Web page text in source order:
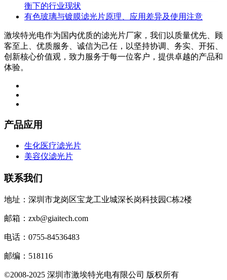
衡下的行业现状
有色玻璃与镀膜滤光片原理、应用差异及使用注意
激埃特光电作为国内优质的滤光片厂家，我们以质量优先、顾
客至上、优质服务、诚信为己任，以坚持协调、务实、开拓、
创新核心价值观，致力服务于每一位客户，提供卓越的产品和
体验。
产品应用
生化医疗滤光片
美容仪滤光片
联系我们
地址：深圳市龙岗区宝龙工业城深长岗科技园C栋2楼
邮箱：zxb@giaitech.com
电话：0755-84536483
邮编：518116
©2008-2025 深圳市激埃特光电有限公司 版权所有